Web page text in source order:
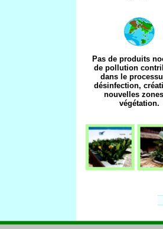
Pas de produits
de pollution
dans le
désinfection,
nouvelles
végétation.